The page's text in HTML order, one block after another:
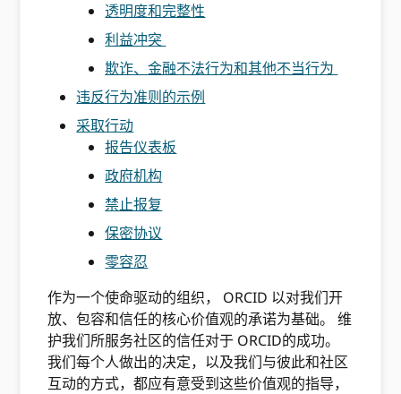
透明度和完整性
利益冲突
欺诈、金融不法行为和其他不当行为
违反行为准则的示例
采取行动
报告仪表板
政府机构
禁止报复
保密协议
零容忍
作为一个使命驱动的组织， ORCID 以对我们开
放、包容和信任的核心价值观的承诺为基础。 维
护我们所服务社区的信任对于 ORCID的成功。
我们每个人做出的决定，以及我们与彼此和社区
互动的方式，都应有意受到这些价值观的指导，